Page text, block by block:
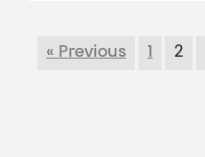
« Previous 1 2